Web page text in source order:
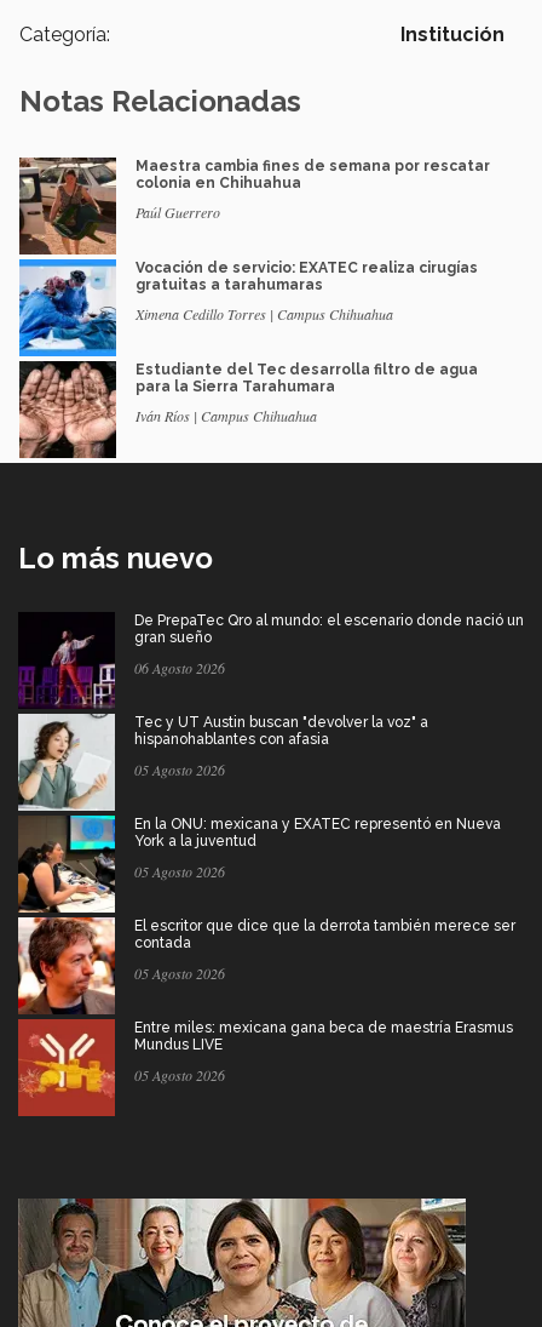
Categoría: Institución
Notas Relacionadas
Maestra cambia fines de semana por rescatar
colonia en Chihuahua
Paúl Guerrero
Vocación de servicio: EXATEC realiza cirugías
gratuitas a tarahumaras
Ximena Cedillo Torres | Campus Chihuahua
Estudiante del Tec desarrolla filtro de agua
para la Sierra Tarahumara
Iván Ríos | Campus Chihuahua
Lo más nuevo
De PrepaTec Qro al mundo: el escenario donde nació un
gran sueño
06 Agosto 2026
Tec y UT Austin buscan "devolver la voz" a
hispanohablantes con afasia
05 Agosto 2026
En la ONU: mexicana y EXATEC representó en Nueva
York a la juventud
05 Agosto 2026
El escritor que dice que la derrota también merece ser
contada
05 Agosto 2026
Entre miles: mexicana gana beca de maestría Erasmus
Mundus LIVE
05 Agosto 2026